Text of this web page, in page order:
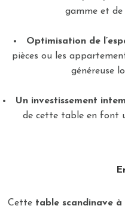
gamme et
Optimisation de
pièces ou les
généreuse
Un investissement
de cette table en font
Cette table scandinave